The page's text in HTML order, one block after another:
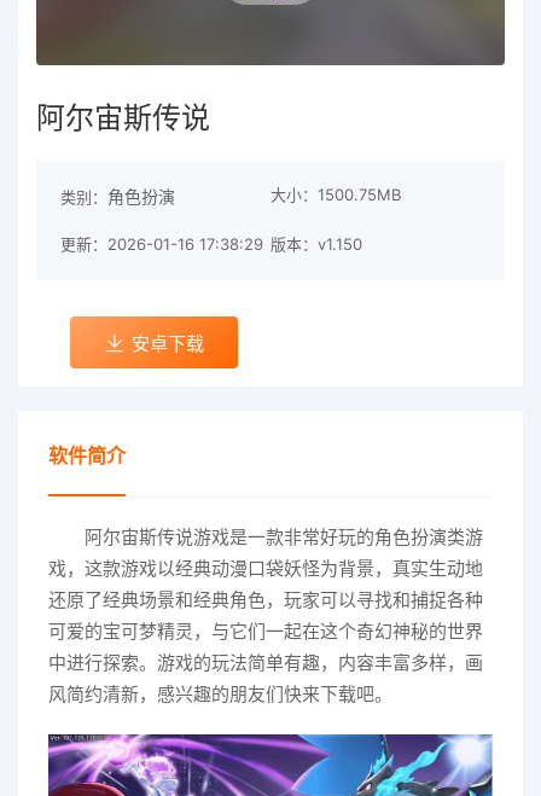
阿尔宙斯传说
类别： 角色扮演 大小：1500.75MB
更新：2026-01-16 17:38:29 版本：v1.150
安卓下载
软件简介
阿尔宙斯传说游戏是一款非常好玩的角色扮演类游
戏，这款游戏以经典动漫口袋妖怪为背景，真实生动地
还原了经典场景和经典角色，玩家可以寻找和捕捉各种
可爱的宝可梦精灵，与它们一起在这个奇幻神秘的世界
中进行探索。游戏的玩法简单有趣，内容丰富多样，画
风简约清新，感兴趣的朋友们快来下载吧。